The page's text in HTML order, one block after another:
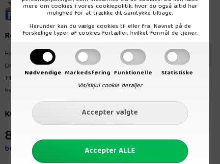
mere om cookies i vores cookiepolitik, hvor du også altid har
mulighed for at trække dit samtykke tilbage.
Herunder kan du vælge cookies til eller fra. Navnet på de
forskellige typer af cookies fortæller, hvilket formål de tjener.
Nødvendige Markedsføring Funktionelle
Statistiske
Vis/skjul cookie detaljer
Rømer Naturprodukt
Hagemannsvej 28
DK-8600 Silkeborg
Tlf.
8680 3767
bestilling@romerprodukt.dk
Kundeservice
8680 3767
bestilling@romerprodukt.dk